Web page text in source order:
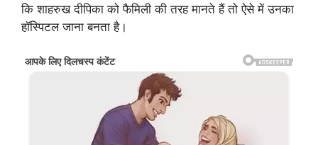
कि शाहरुख दीपिका को फैमिली की तरह मानते हैं तो ऐसे में उनका
हॉस्पिटल जाना बनता है।